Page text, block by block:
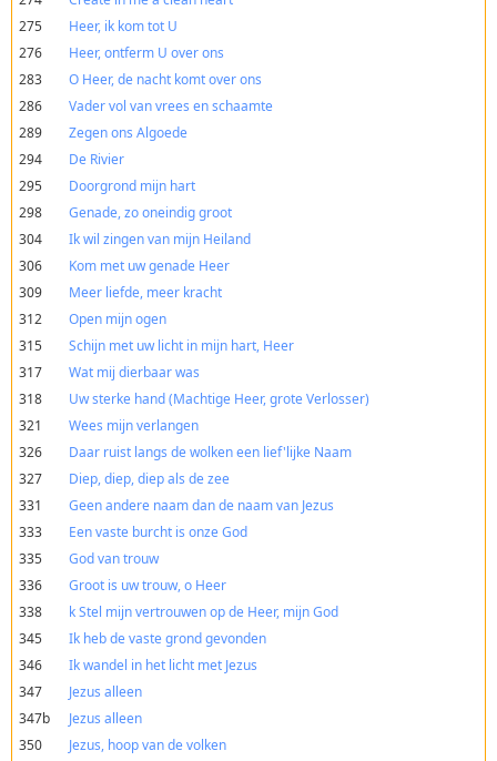
275
Heer, ik kom tot U
276
Heer, ontferm U over ons
283
O Heer, de nacht komt over ons
286
Vader vol van vrees en schaamte
289
Zegen ons Algoede
294
De Rivier
295
Doorgrond mijn hart
298
Genade, zo oneindig groot
304
Ik wil zingen van mijn Heiland
306
Kom met uw genade Heer
309
Meer liefde, meer kracht
312
Open mijn ogen
315
Schijn met uw licht in mijn hart, Heer
317
Wat mij dierbaar was
318
Uw sterke hand (Machtige Heer, grote Verlosser)
321
Wees mijn verlangen
326
Daar ruist langs de wolken een lief'lijke Naam
327
Diep, diep, diep als de zee
331
Geen andere naam dan de naam van Jezus
333
Een vaste burcht is onze God
335
God van trouw
336
Groot is uw trouw, o Heer
338
k Stel mijn vertrouwen op de Heer, mijn God
345
Ik heb de vaste grond gevonden
346
Ik wandel in het licht met Jezus
347
Jezus alleen
347b
Jezus alleen
350
Jezus, hoop van de volken